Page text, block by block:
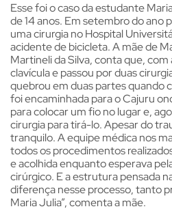
Esse foi o caso da estudante
de 14 anos. Em setembro do ano
uma cirurgia no Hospital
acidente de bicicleta. A mãe de
Martineli da Silva, conta que,
clavícula e passou por duas
quebrou em duas partes quando
foi encaminhada para o Cajuru
para colocar um fio no lugar e,
cirurgia para tirá-lo. Apesar do
tranquilo. A equipe médica nos
todos os procedimentos
e acolhida enquanto esperava
cirúrgico. E a estrutura pensada
diferença nesse processo, tanto
Maria Julia”, comenta a mãe.